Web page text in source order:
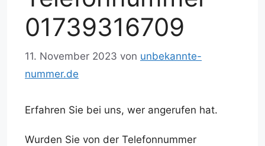
01739316709
11. November 2023 von unbekannte-
nummer.de
Erfahren Sie bei uns, wer angerufen hat.
Wurden Sie von der Telefonnummer